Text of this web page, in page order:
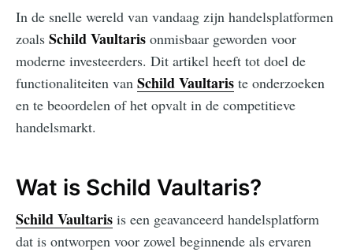
In de snelle wereld van vandaag zijn handelsplatformen
zoals Schild Vaultaris onmisbaar geworden voor
moderne investeerders. Dit artikel heeft tot doel de
functionaliteiten van Schild Vaultaris te onderzoeken
en te beoordelen of het opvalt in de competitieve
handelsmarkt.
Wat is Schild Vaultaris?
Schild Vaultaris is een geavanceerd handelsplatform
dat is ontworpen voor zowel beginnende als ervaren